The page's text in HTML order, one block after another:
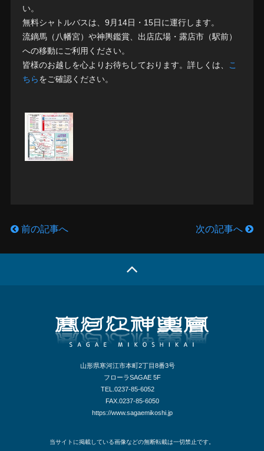
い。
無料シャトルバスは、9月14日・15日に運行します。
流鏑馬（八幡宮）や神輿鑑賞、出店広場・露店市（駅前）
への移動にご利用ください。
皆様のお越しを心よりお待ちしております。詳しくは、
こ
ちら をご確認ください。
前の記事へ 次の記事へ
山形県寒河江市本町2丁目8番3号
フローラSAGAE 5F
TEL.0237-85-6052
FAX.0237-85-6050
https://www.sagaemikoshi.jp
当サイトに掲載している画像などの無断転載は一切禁止です。